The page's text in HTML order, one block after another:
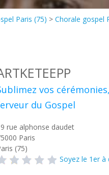
Paris (75) > Chorale gospel
vos
du Gospel
rue alphonse daudet
Paris
(75)
Soyez le 1er à